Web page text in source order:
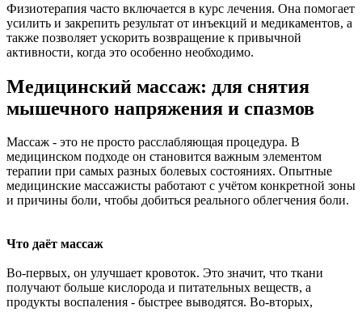
Физиотерапия часто включается в курс лечения. Она помогает
усилить и закрепить результат от инъекций и медикаментов, а
также позволяет ускорить возвращение к привычной
активности, когда это особенно необходимо.
Медицинский массаж: для снятия
мышечного напряжения и спазмов
Массаж - это не просто расслабляющая процедура. В
медицинском подходе он становится важным элементом
терапии при самых разных болевых состояниях. Опытные
медицинские массажисты работают с учётом конкретной зоны
и причины боли, чтобы добиться реального облегчения боли.
Что даёт массаж
Во-первых, он улучшает кровоток. Это значит, что ткани
получают больше кислорода и питательных веществ, а
продукты воспаления - быстрее выводятся. Во-вторых,